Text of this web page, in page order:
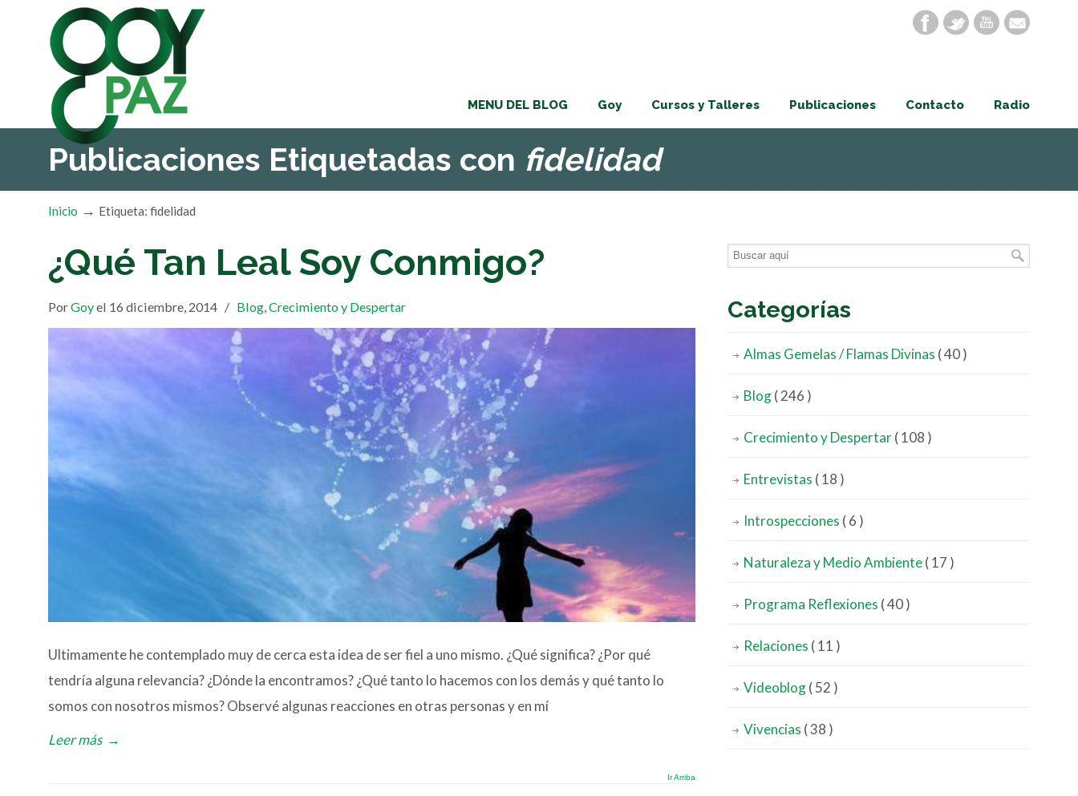
MENU DEL BLOG Goy Cursos y Talleres Publicaciones Contacto Radio
Publicaciones Etiquetadas con fidelidad
Inicio → Etiqueta: fidelidad
¿Qué Tan Leal Soy Conmigo?
PorGoyel 16 diciembre, 2014 / Blog,Crecimiento y Despertar
Ultimamente he contemplado muy de cerca esta idea de ser fiel a uno mismo. ¿Qué significa? ¿Por qué
tendría alguna relevancia? ¿Dónde la encontramos? ¿Qué tanto lo hacemos con los demás y qué tanto lo
somos con nosotros mismos? Observé algunas reacciones en otras personas y en mí
Leer más →
Ir Arriba
Categorías
Almas Gemelas / Flamas Divinas ( 40 )
Blog( 246 )
Crecimiento y Despertar( 108 )
Entrevistas ( 18 )
Introspecciones ( 6 )
Naturaleza y Medio Ambiente( 17 )
Programa Reflexiones ( 40 )
Relaciones ( 11 )
Videoblog( 52 )
Vivencias ( 38 )